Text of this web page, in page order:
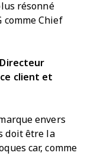
résonné
comme Chief
client et
envers
doit être la
car, comme